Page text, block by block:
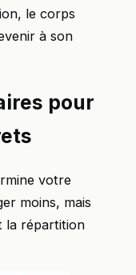
le corps
à son
pour
votre
moins, mais
la répartition